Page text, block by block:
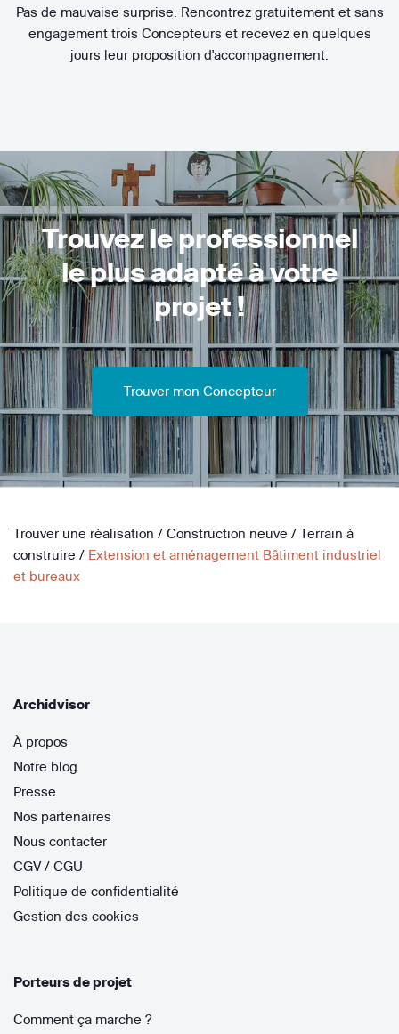
Pas de mauvaise surprise. Rencontrez gratuitement et sans
engagement trois Concepteurs et recevez en quelques
jours leur proposition d'accompagnement.
Trouvez le professionnel
le plus adapté à votre
projet !
Trouver mon Concepteur
Trouver une réalisation / Construction neuve / Terrain à
construire / Extension et aménagement Bâtiment industriel
et bureaux
Archidvisor
À propos
Notre blog
Presse
Nos partenaires
Nous contacter
CGV / CGU
Politique de confidentialité
Gestion des cookies
Porteurs de projet
Comment ça marche ?